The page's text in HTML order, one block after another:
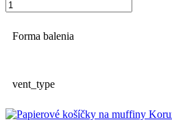
Forma balenia
vent_type